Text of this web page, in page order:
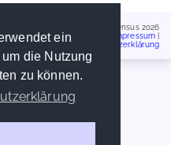
ein
die Nutzung
zu können.
Handschriftencensus 2026
Impressum
Datenschutzerklärung